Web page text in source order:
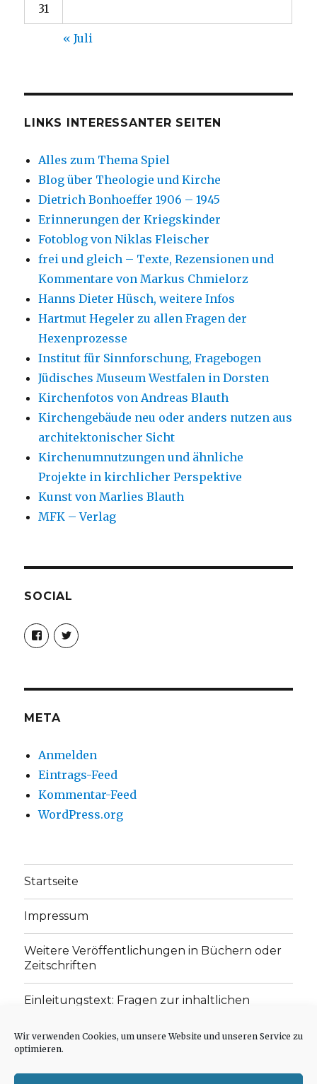
Wir verwenden Cookies, um unsere Website und unseren Service zu
optimieren.
31
« Juli
LINKS INTERESSANTER SEITEN
Alles zum Thema Spiel
Blog über Theologie und Kirche
Dietrich Bonhoeffer 1906 – 1945
Erinnerungen der Kriegskinder
Fotoblog von Niklas Fleischer
frei und gleich – Texte, Rezensionen und
Kommentare von Markus Chmielorz
Hanns Dieter Hüsch, weitere Infos
Hartmut Hegeler zu allen Fragen der
Hexenprozesse
Institut für Sinnforschung, Fragebogen
Jüdisches Museum Westfalen in Dorsten
Kirchenfotos von Andreas Blauth
Kirchengebäude neu oder anders nutzen aus
architektonischer Sicht
Kirchenumnutzungen und ähnliche
Projekte in kirchlicher Perspektive
Kunst von Marlies Blauth
MFK – Verlag
SOCIAL
Profil
von
christoph.fleischer1
anzeigen
Profil
von
anzeigen
META
Anmelden
Eintrags-Feed
Kommentar-Feed
WordPress.org
Startseite
Impressum
Weitere Veröffentlichungen in Büchern oder
Zeitschriften
Einleitungstext: Fragen zur inhaltlichen
„schwachen Glaubens“